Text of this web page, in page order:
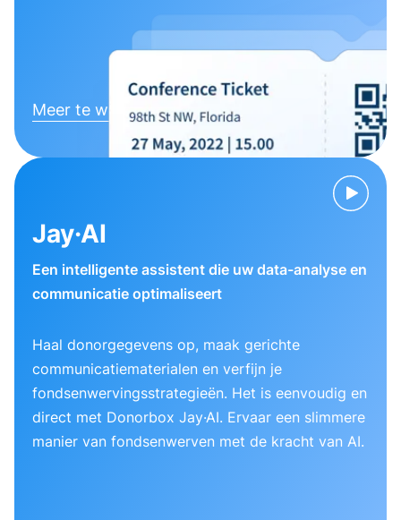
Meer te weten komen
Jay·AI
Een intelligente assistent die uw data-analyse en
communicatie optimaliseert
Haal donorgegevens op, maak gerichte
communicatiematerialen en verfijn je
fondsenwervingsstrategieën. Het is eenvoudig en
direct met Donorbox Jay·AI. Ervaar een slimmere
manier van fondsenwerven met de kracht van AI.